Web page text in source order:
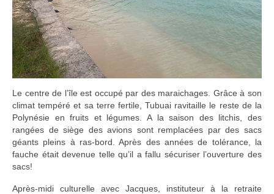
Le centre de l’île est occupé par des maraichages. Grâce à son
climat tempéré et sa terre fertile, Tubuai ravitaille le reste de la
Polynésie en fruits et légumes. A la saison des litchis, des
rangées de siège des avions sont remplacées par des sacs
géants pleins à ras-bord. Après des années de tolérance, la
fauche était devenue telle qu’il a fallu sécuriser l’ouverture des
sacs!
Après-midi culturelle avec Jacques, instituteur à la retraite